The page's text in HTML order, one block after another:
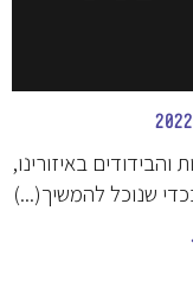
והבידודים באיזורינו,
שנוכל להמשיך(...)